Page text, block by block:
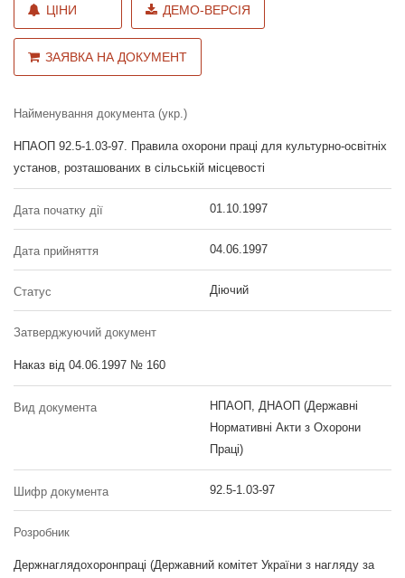
ЦІНИ ДЕМО-ВЕРСІЯ
ЗАЯВКА НА ДОКУМЕНТ
Найменування документа (укр.)
НПАОП 92.5-1.03-97. Правила охорони праці для культурно-освітніх
установ, розташованих в сільській місцевості
Дата початку дії 01.10.1997
Дата прийняття 04.06.1997
Статус Діючий
Затверджуючий документ
Наказ від 04.06.1997 № 160
Вид документа
НПАОП, ДНАОП (Державні
Нормативні Акти з Охорони
Праці)
Шифр документа 92.5-1.03-97
Розробник
Держнаглядохоронпраці (Державний комітет України з нагляду за